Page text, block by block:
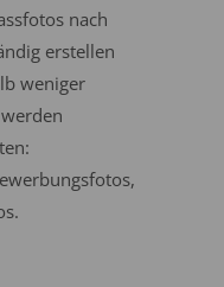
nach
erstellen
weniger